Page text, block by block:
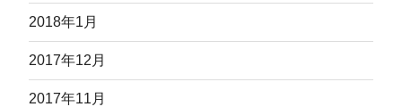
2018年1月
2017年12月
2017年11月